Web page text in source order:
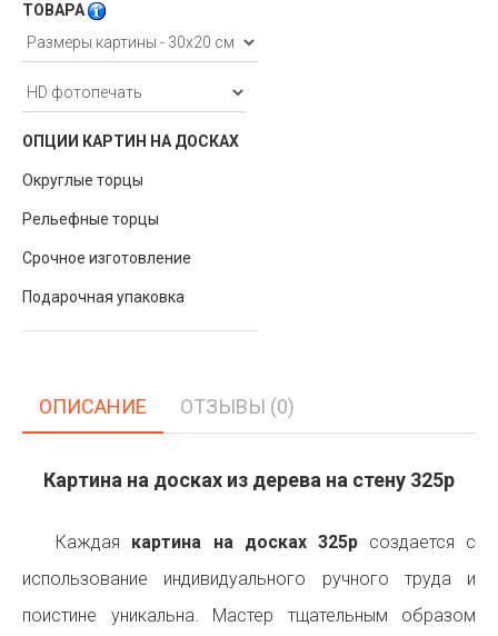
ТОВАРА
ОПЦИИ КАРТИН НА ДОСКАХ
Округлые торцы
Рельефные торцы
Срочное изготовление
Подарочная упаковка
ОПИСАНИЕ ОТЗЫВЫ (0)
Картина на досках из дерева на стену 325p
Каждая картина на досках 325pсоздается с
использование индивидуального ручного труда и
поистине уникальна. Мастер тщательным образом